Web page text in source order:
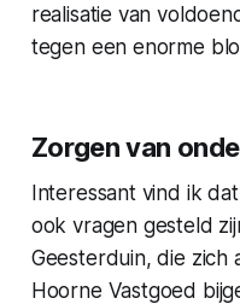
realisatie van
tegen een enorme
Zorgen van
Interessant vind ik
ook vragen gesteld
Geesterduin, die zich
Hoorne Vastgoed